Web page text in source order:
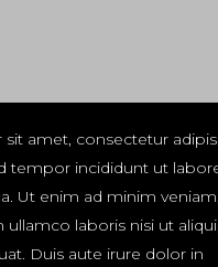
amet, consectetur
tempor incididunt ut
Ut enim ad minim
ullamco laboris nisi ut
Duis aute irure dolor in